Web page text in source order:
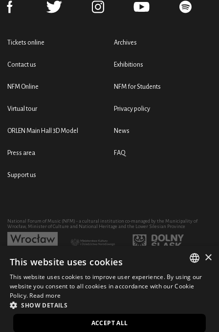
Tickets online
Contact us
NFM Online
Virtual tour
ORLEN Main Hall 3D Model
Press area
Support us
Archives
Exhibitions
NFM for Students
Privacy policy
News
FAQ
National Forum of Music (NFM) - a cultural institution co-managed by the Municipality of
Wrocław, Minister of Culture and National Heritage and the Lower Silesian Province
Development of the NFM's artistic and educational activity through the purchase of equipment
© 2021 National Forum of Music Design Ficturo
POLISH
×
This website uses cookies
This website uses cookies to improve user experience. By using our
website you consent to all cookies in accordance with our Cookie
Policy. Read more
SHOW DETAILS
ACCEPT ALL